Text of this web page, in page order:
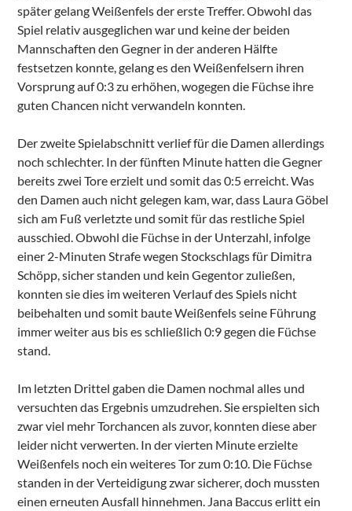
später gelang Weißenfels der erste Treffer. Obwohl das
Spiel relativ ausgeglichen war und keine der beiden
Mannschaften den Gegner in der anderen Hälfte
festsetzen konnte, gelang es den Weißenfelsern ihren
Vorsprung auf 0:3 zu erhöhen, wogegen die Füchse ihre
guten Chancen nicht verwandeln konnten.
Der zweite Spielabschnitt verlief für die Damen allerdings
noch schlechter. In der fünften Minute hatten die Gegner
bereits zwei Tore erzielt und somit das 0:5 erreicht. Was
den Damen auch nicht gelegen kam, war, dass Laura Göbel
sich am Fuß verletzte und somit für das restliche Spiel
ausschied. Obwohl die Füchse in der Unterzahl, infolge
einer 2-Minuten Strafe wegen Stockschlags für Dimitra
Schöpp, sicher standen und kein Gegentor zuließen,
konnten sie dies im weiteren Verlauf des Spiels nicht
beibehalten und somit baute Weißenfels seine Führung
immer weiter aus bis es schließlich 0:9 gegen die Füchse
stand.
Im letzten Drittel gaben die Damen nochmal alles und
versuchten das Ergebnis umzudrehen. Sie erspielten sich
zwar viel mehr Torchancen als zuvor, konnten diese aber
leider nicht verwerten. In der vierten Minute erzielte
Weißenfels noch ein weiteres Tor zum 0:10. Die Füchse
standen in der Verteidigung zwar sicherer, doch mussten
einen erneuten Ausfall hinnehmen. Jana Baccus erlitt ein